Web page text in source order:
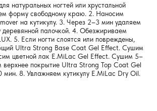
натуральных ногтей или хруcтальной
форму свободному краю. 2. Наносим
на кутикулу. 3. Через 2–3 мин удаляем
палочкой. 4. Обезжириваем
5. Если ногти слоятся или повреждены,
Ultra Strong Base Coat Gel Effect. Сушим
цветной лак E.MiLac Gel Effect. Сушим 5–
верхнее покрытие Ultra Strong Top Coat Gel
8. Увлажняем кутикулу E.MiLaс Dry Oil.